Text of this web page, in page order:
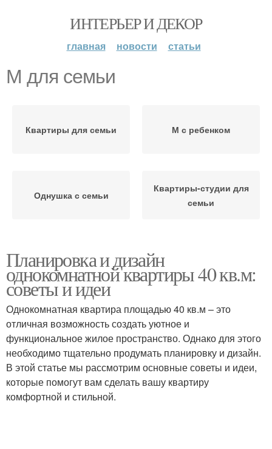
ИНТЕРЬЕР И ДЕКОР
главная новости статьи
М для семьи
Квартиры для семьи М с ребенком
Однушка с семьи
Квартиры-студии для
семьи
Планировка и дизайн
однокомнатной квартиры 40 кв.м:
советы и идеи
Однокомнатная квартира площадью 40 кв.м – это
отличная возможность создать уютное и
функциональное жилое пространство. Однако для этого
необходимо тщательно продумать планировку и дизайн.
В этой статье мы рассмотрим основные советы и идеи,
которые помогут вам сделать вашу квартиру
комфортной и стильной.